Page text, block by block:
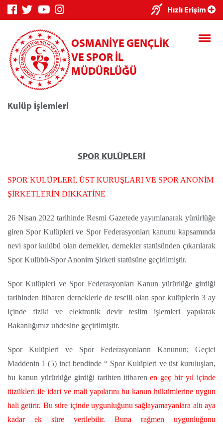
Hızlı Erişim
OSMANİYE GENÇLİK
VE SPOR İL
MÜDÜRLÜĞÜ
Kulüp İşlemleri
SPOR KULÜPLERİ
SPOR KULÜPLERİ, ÜST KURUŞLARI VE SPOR ANONİM
ŞİRKETLERİN DİKKATİNE
26 Nisan 2022 tarihinde Resmi Gazetede yayımlanarak yürürlüğe
giren Spor Kulüpleri ve Spor Federasyonları kanunu kapsamında
nevi spor kulübü olan dernekler, dernekler statüsünden çıkarılarak
Spor Kulübü-Spor Anonim Şirketi statüsüne geçirilmiştir.
Spor Kulüpleri ve Spor Federasyonları Kanun yürürlüğe girdiği
tarihinden itibaren derneklerle de tescili olan spor kulüplerin 3 ay
içinde fiziki ve elektronik devir teslim işlemleri yapılarak
Bakanlığımız uhdesine geçirilmiştir.
Spor Kulüpleri ve Spor Federasyonların Kanunun; Geçici
Maddenin 1 (5) inci bendinde “ Spor Kulüpleri ve üst kuruluşları,
bu kanun yürürlüğe girdiği tarihten itibarenen geç bir yıl içinde
tüzükleri ile idari ve mali yapılarını bu kanun hükümlerine uygun
hali getirir. Bu süre içinde uygunluğunu sağlayamayanlara altı aya
kadar ek süre verilebilir. Buna rağmen uygunluğunu
×
Genç Bilgi
Kredi/Yurt E-
Ödeme